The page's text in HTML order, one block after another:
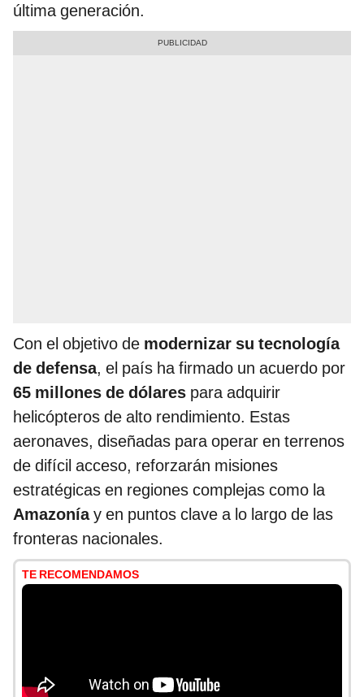
última generación.
Con el objetivo de modernizar su tecnología
de defensa, el país ha firmado un acuerdo por
65 millones de dólares para adquirir
helicópteros de alto rendimiento. Estas
aeronaves, diseñadas para operar en terrenos
de difícil acceso, reforzarán misiones
estratégicas en regiones complejas como la
Amazoníay en puntos clave a lo largo de las
fronteras nacionales.
TE RECOMENDAMOS